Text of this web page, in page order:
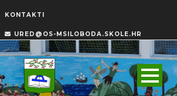
KONTAKTI
URED@OS-MSILOBODA.SKOLE.HR